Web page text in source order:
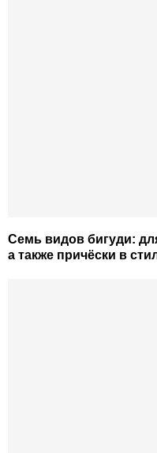
Семь видов бигуди:
а также причёски в